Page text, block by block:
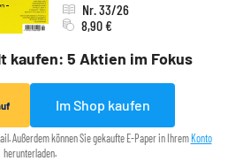
kaufen: 5 Aktien im Fokus
Nr. 33/26
8,90 €
Im Shop kaufen
Außerdem können Sie gekaufte E-Paper in Ihrem Konto
herunterladen.